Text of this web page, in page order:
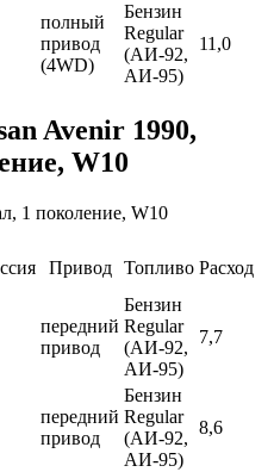
полный
привод
(4WD)
Бензин
Regular
(АИ-92,
АИ-95)
11,0
Avenir 1990,
W10
Привод Топливо Расход
передний
привод
Бензин
Regular
(АИ-92,
АИ-95)
7,7
передний
привод
Бензин
Regular
(АИ-92,
АИ-95)
8,6